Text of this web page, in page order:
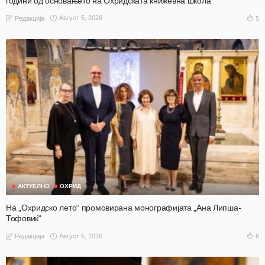
Редакција Август 5, 2026 5
АКТУЕЛНО ОХРИД
На „Охридско лето“ промовирана монографијата „Ана Липша-
Тофовиќ“
Редакција Август 5, 2026 6